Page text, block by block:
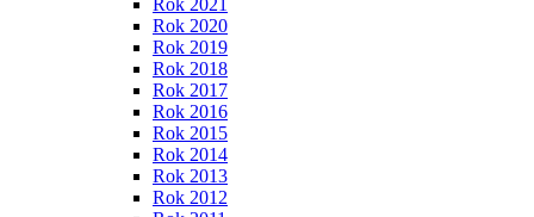
Rok 2021
Rok 2020
Rok 2019
Rok 2018
Rok 2017
Rok 2016
Rok 2015
Rok 2014
Rok 2013
Rok 2012